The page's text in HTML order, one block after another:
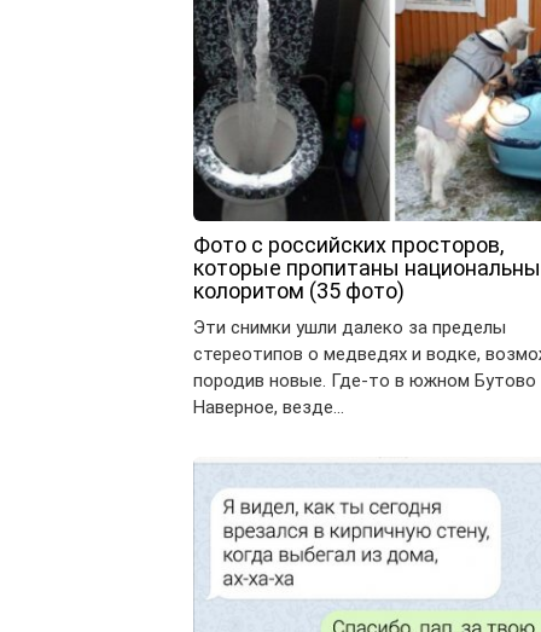
Фото с российских просторов,
которые пропитаны
колоритом (35 фото)
Эти снимки ушли далеко за пределы
стереотипов о медведях и водке,
породив новые. Где-то в южном Бутово
Наверное, везде…